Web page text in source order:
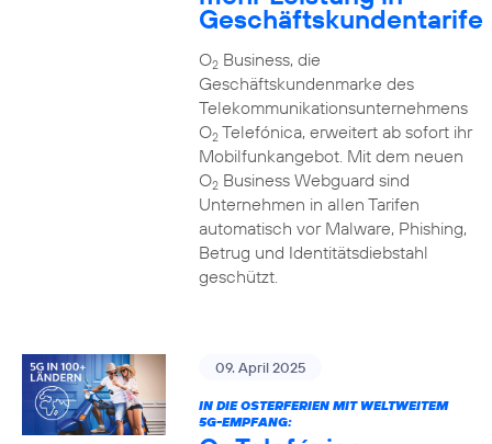
Geschäftskundentarife
O2Business, die
Geschäftskundenmarke des
Telekommunikationsunternehmens
O2Telefónica, erweitert ab sofort ihr
Mobilfunkangebot. Mit dem neuen
O2Business Webguard sind
Unternehmen in allen Tarifen
automatisch vor Malware, Phishing,
Betrug und Identitätsdiebstahl
geschützt.
09. April 2025
IN DIE OSTERFERIEN MIT WELTWEITEM
5G-EMPFANG: